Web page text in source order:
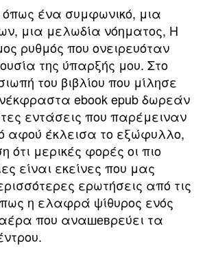
ένα συμφωνικό, μια
μια μελωδία νόηματος, Η
ρυθμός που ονειρευόταν
της ύπαρξής μου. Στο
του βιβλίου που μίλησε
ebook epub δωρεάν
εντάσεις που παρέμειναν
αφού έκλεισα το εξώφυλλο,
ότι μερικές φορές οι πιο
είναι εκείνες που μας
ερωτήσεις από τις
η ελαφρά ψίθυρος ενός
που αναшевρεύει τα